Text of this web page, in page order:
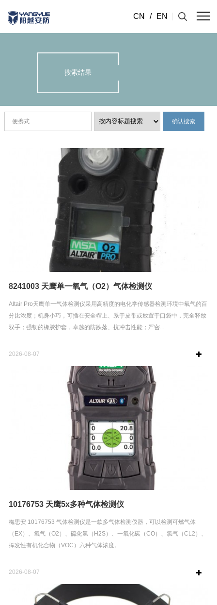
CN / EN
搜索结果
8241003 天鹰单一氧气（O2）气体检测仪
Altair Pro天鹰单一气体检测仪采用高精度的电化学传感器检测环境中氧气的百
分比浓度；机身小巧，可插在安全帽上、系于皮带或放置于口袋中，完全释放
双手；强韧的橡胶护套，卓越的防跌落、抗冲击性能；严密...
2026-08-07
10176753 天鹰5x多种气体检测仪
梅思安 10176753 气体检测仪是一款多气体检测仪器，可以检测可燃气体
（EX）、氧气（O2）、硫化氢（H2S）、一氧化碳（CO）、氯气（CL2）、
挥发性有机化合物（VOC）六种气体浓度。
2026-08-07